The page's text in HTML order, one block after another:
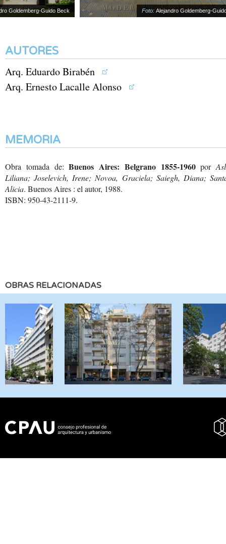
Goldemberg-Guido Beck Foto:Alejandro Goldemberg-Guido
AUTORES
Arq. Eduardo Birabén
Arq. Ernesto Lacalle Alonso
MEMORIA
Obra tomada de:Buenos Aires: Belgrano 1855-1960por
Liliana; Joselevich, Irene; Novoa, Graciela; Saiegh, Diana;
Alicia. Buenos Aires : el autor, 1988.
ISBN: 950-43-2111-9.
OBRAS RELACIONADAS